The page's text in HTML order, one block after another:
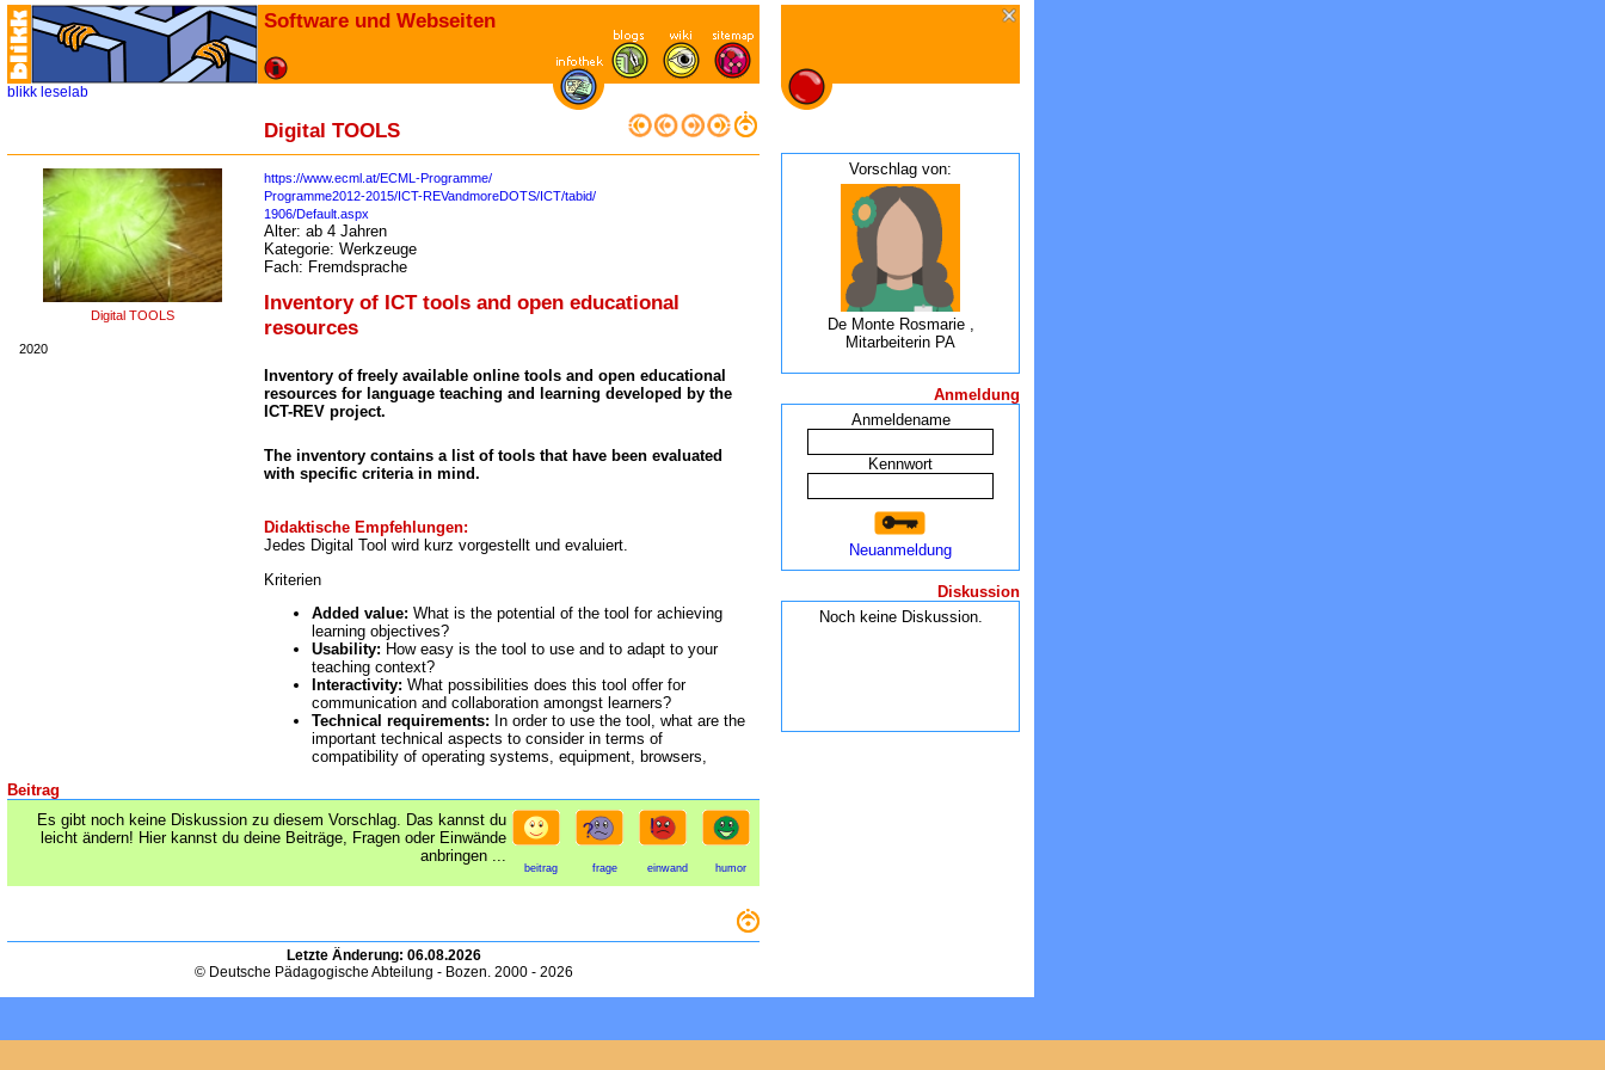
Software und Webseiten
blikk leselab
Digital TOOLS
Digital TOOLS
2020
https://www.ecml.at/ECML-Programme/
Programme2012-2015/ICT-REVandmoreDOTS/ICT/tabid/
1906/Default.aspx
Alter: ab 4 Jahren
Kategorie: Werkzeuge
Fach: Fremdsprache
Inventory of ICT tools and open educational
resources
Inventory of freely available online tools and open educational
resources for language teaching and learning developed by the
ICT-REV project.
The inventory contains a list of tools that have been evaluated
with specific criteria in mind.
Didaktische Empfehlungen:
Jedes Digital Tool wird kurz vorgestellt und evaluiert.
Kriterien
Added value: What is the potential of the tool for achieving
learning objectives?
Usability: How easy is the tool to use and to adapt to your
teaching context?
Interactivity: What possibilities does this tool offer for
communication and collaboration amongst learners?
Technical requirements: In order to use the tool, what are the
important technical aspects to consider in terms of
compatibility of operating systems, equipment, browsers,
Beitrag
Es gibt noch keine Diskussion zu diesem Vorschlag. Das kannst du
leicht ändern! Hier kannst du deine Beiträge, Fragen oder Einwände
anbringen ...
beitrag frage einwand humor
Letzte Änderung: 06.08.2026
© Deutsche Pädagogische Abteilung - Bozen. 2000 - 2026
Vorschlag von:
De Monte Rosmarie ,
Mitarbeiterin PA
Anmeldung
Anmeldename
Kennwort
Neuanmeldung
Diskussion
Noch keine Diskussion.